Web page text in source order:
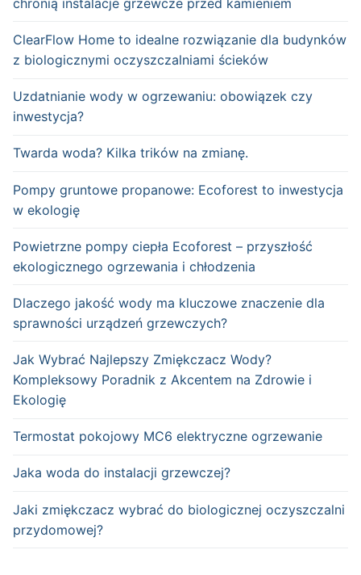
ClearFlow Home to idealne rozwiązanie dla budynków
z biologicznymi oczyszczalniami ścieków
Uzdatnianie wody w ogrzewaniu: obowiązek czy
inwestycja?
Twarda woda? Kilka trików na zmianę.
Pompy gruntowe propanowe: Ecoforest to inwestycja
w ekologię
Powietrzne pompy ciepła Ecoforest – przyszłość
ekologicznego ogrzewania i chłodzenia
Dlaczego jakość wody ma kluczowe znaczenie dla
sprawności urządzeń grzewczych?
Jak Wybrać Najlepszy Zmiękczacz Wody?
Kompleksowy Poradnik z Akcentem na Zdrowie i
Ekologię
Termostat pokojowy MC6 elektryczne ogrzewanie
Jaka woda do instalacji grzewczej?
Jaki zmiękczacz wybrać do biologicznej oczyszczalni
przydomowej?